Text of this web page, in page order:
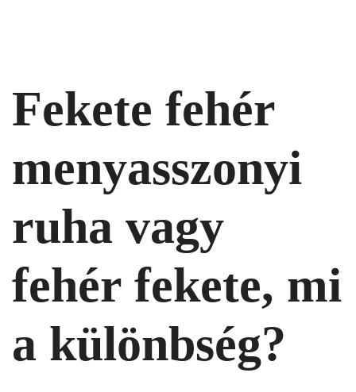
Fekete fehér
menyasszonyi
ruha vagy
fehér fekete, mi
a különbség?